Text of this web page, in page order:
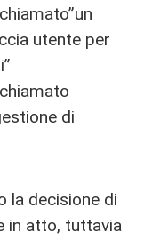
chiamato”un
utente per
chiamato
di
la decisione di
in atto, tuttavia